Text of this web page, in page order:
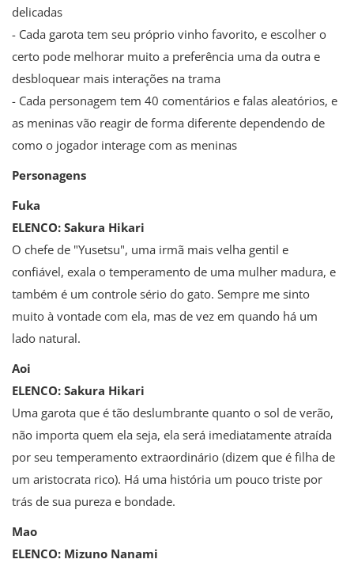
delicadas
- Cada garota tem seu próprio vinho favorito, e escolher o
certo pode melhorar muito a preferência uma da outra e
desbloquear mais interações na trama
- Cada personagem tem 40 comentários e falas aleatórios, e
as meninas vão reagir de forma diferente dependendo de
como o jogador interage com as meninas
Personagens
Fuka
ELENCO: Sakura Hikari
O chefe de "Yusetsu", uma irmã mais velha gentil e
confiável, exala o temperamento de uma mulher madura, e
também é um controle sério do gato. Sempre me sinto
muito à vontade com ela, mas de vez em quando há um
lado natural.
Aoi
ELENCO: Sakura Hikari
Uma garota que é tão deslumbrante quanto o sol de verão,
não importa quem ela seja, ela será imediatamente atraída
por seu temperamento extraordinário (dizem que é filha de
um aristocrata rico). Há uma história um pouco triste por
trás de sua pureza e bondade.
Mao
ELENCO: Mizuno Nanami